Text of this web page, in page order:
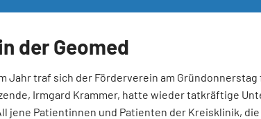
HNO
der Geomed
Jahr traf sich der Förderverein am
Irmgard Krammer, hatte wieder tatkräftige
jene Patientinnen und Patienten der Kreisklinik,